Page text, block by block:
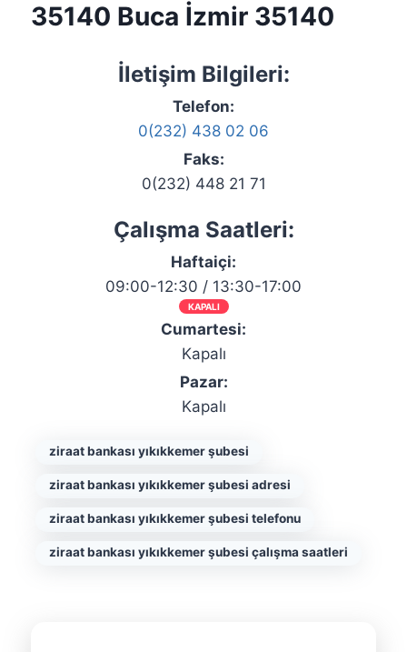
35140 Buca İzmir 35140
İletişim Bilgileri:
Telefon:
0(232) 438 02 06
Faks:
0(232) 448 21 71
Çalışma Saatleri:
Haftaiçi:
09:00-12:30 / 13:30-17:00
KAPALI
Cumartesi:
Kapalı
Pazar:
Kapalı
ziraat bankası yıkıkkemer şubesi
ziraat bankası yıkıkkemer şubesi adresi
ziraat bankası yıkıkkemer şubesi telefonu
ziraat bankası yıkıkkemer şubesi çalışma saatleri